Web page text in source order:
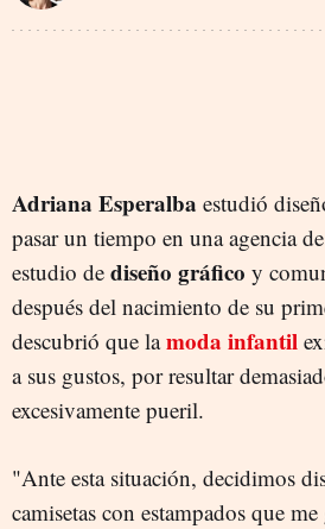
Adriana Esperalba estudió
pasar un tiempo en una agencia
estudio de diseño gráfico y
después del nacimiento de su
descubrió que lamoda infantil
a sus gustos, por resultar
excesivamente pueril.
"Ante esta situación, decidimos
camisetas con estampados que